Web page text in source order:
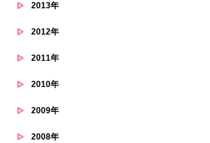
2013年
2012年
2011年
2010年
2009年
2008年